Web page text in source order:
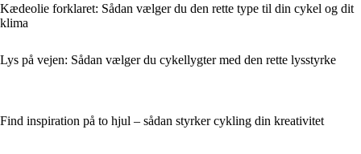
Kædeolie forklaret: Sådan vælger du den rette type til din cykel og dit
klima
Lys på vejen: Sådan vælger du cykellygter med den rette lysstyrke
Find inspiration på to hjul – sådan styrker cykling din kreativitet